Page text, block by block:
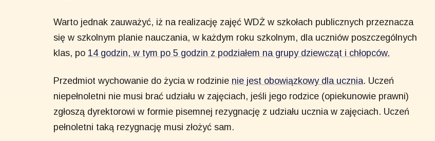
Warto jednak zauważyć, iż na realizację zajęć WDŻ w szkołach publicznych przeznacza
się w szkolnym planie nauczania, w każdym roku szkolnym, dla uczniów poszczególnych
klas, po 14 godzin, w tym po 5 godzin z podziałem na grupy dziewcząt i chłopców.
Przedmiot wychowanie do życia w rodzinie nie jest obowiązkowy dla ucznia. Uczeń
niepełnoletni nie musi brać udziału w zajęciach, jeśli jego rodzice (opiekunowie prawni)
zgłoszą dyrektorowi w formie pisemnej rezygnację z udziału ucznia w zajęciach. Uczeń
pełnoletni taką rezygnację musi złożyć sam.